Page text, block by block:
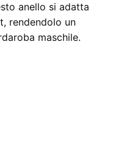
anello si adatta
rendendolo un
maschile.